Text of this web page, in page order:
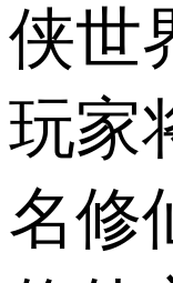
侠世
玩家
名修